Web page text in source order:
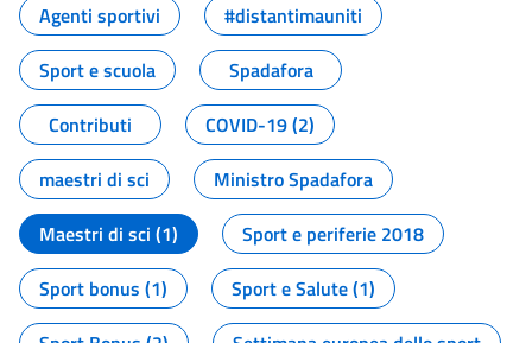
Agenti sportivi
#distantimauniti
Sport e scuola
Spadafora
Contributi
COVID-19 (2)
maestri di sci
Ministro Spadafora
Maestri di sci (1)
Sport e periferie 2018
Sport bonus (1)
Sport e Salute (1)